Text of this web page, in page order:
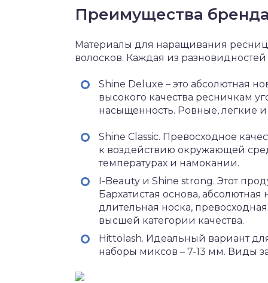
Преимущества
Материалы для наращивания
волосков. Каждая из
Shine Deluxe – это абсолютная
высокого качества ресничкам
насыщенность. Ровные, легкие
Shine Classic. Превосходное
к воздействию окружающей
температурах и намокании.
I-Beauty и Shine strong. Этот
Бархатистая основа,
длительная носка,
высшей категории качества.
Hittolash. Идеальный вариант
наборы миксов – 7-13 мм. Виды